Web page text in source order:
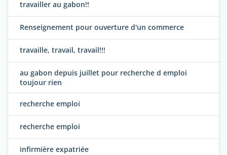
travailler au gabon!!
Renseignement pour ouverture d'un commerce
travaille, travail, travail!!!
au gabon depuis juillet pour recherche d emploi
toujour rien
recherche emploi
recherche emploi
infirmière expatriée